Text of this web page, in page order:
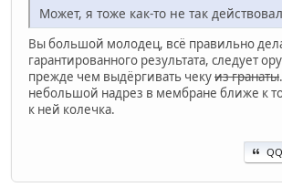
Может, я тоже как-то не так
Вы большой молодец, всё правильно
гарантированного результата, следует
прежде чем выдёргивать чекуиз гранаты
небольшой надрез в мембране ближе к
к ней колечка.
QQ